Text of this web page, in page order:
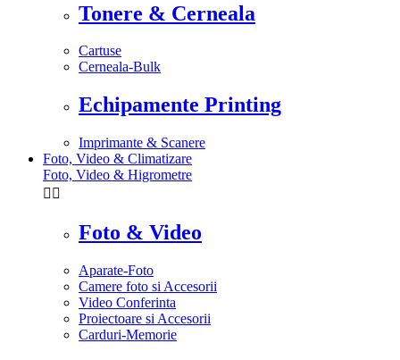
Tonere & Cerneala
Cartuse
Cerneala-Bulk
Echipamente Printing
Imprimante & Scanere
Foto, Video & Climatizare
Foto, Video & Higrometre
 
Foto & Video
Aparate-Foto
Camere foto si Accesorii
Video Conferinta
Proiectoare si Accesorii
Carduri-Memorie